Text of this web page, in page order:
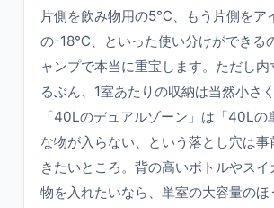
片側を飲み物用の5℃、もう片側をア
の-18℃、といった使い分けができる
ャンプで本当に重宝します。ただし
るぶん、1室あたりの収納は当然小さく
「40Lのデュアルゾーン」は「40Lの
な物が入らない、という落とし穴は事
きたいところ。背の高いボトルやスイ
物を入れたいなら、単室の大容量の